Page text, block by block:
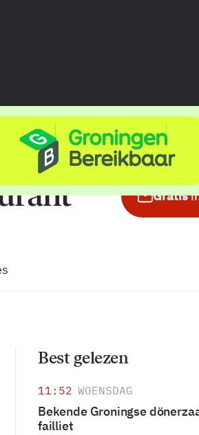
de redactie Adverteren in de GIC
Gratis
Best gelezen
11:52 WOENSDAG
Bekende Groningse
failliet